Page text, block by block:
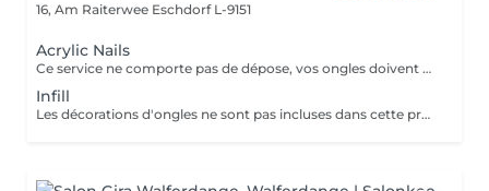
16, Am Raiterwee Eschdorf L-9151
Acrylic Nails
Ce service ne comporte pas de dépose, vos ongles doivent être nu pour ce service si vos ongles nécessite une dépose veuillez choisir la "Dépose ancienne pose" merci. Les décorations d'ongles ne sont pas incluses dans cette prestation et doivent être réservées séparément!
Infill
Les décorations d'ongles ne sont pas incluses dans cette prestation et doivent être réservées séparément!